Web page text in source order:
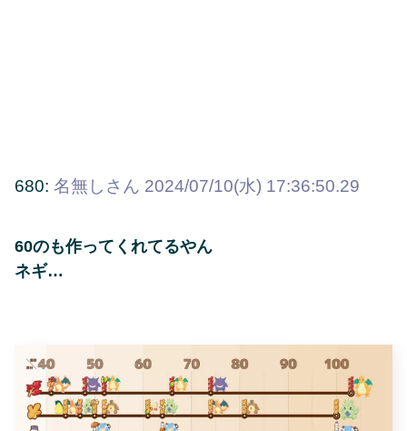
680: 名無しさん 2024/07/10(水) 17:36:50.29
60のも作ってくれてるやん
ネギ…